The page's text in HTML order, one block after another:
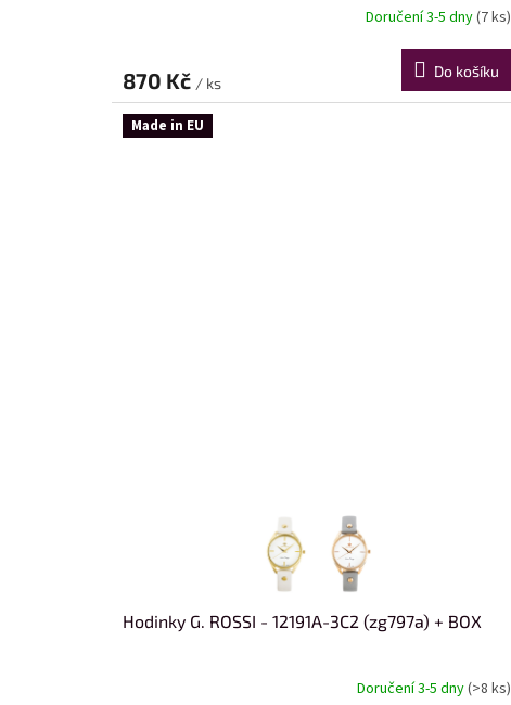
Doručení 3-5 dny(7 ks)
870 Kč / ks
Do košíku
Made in EU
Hodinky G. ROSSI - 12191A-3C2 (zg797a) + BOX
Doručení 3-5 dny(>8 ks)